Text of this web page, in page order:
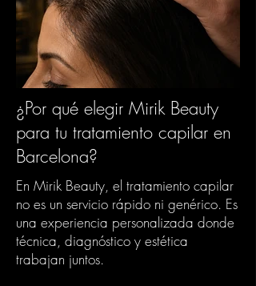
¿Por qué elegir Mirik Beauty
para tu tratamiento capilar en
Barcelona?
En Mirik Beauty, el tratamiento capilar
no es un servicio rápido ni genérico. Es
una experiencia personalizada donde
técnica, diagnóstico y estética
trabajan juntos.